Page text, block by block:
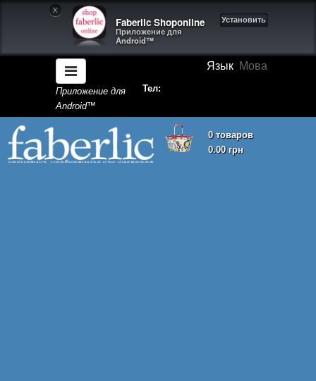
X
Faberlic Shoponline
Приложение для
Android™
Установить
Язык Мова
Приложение для
Android™
Тел:
0 товаров
0.00 грн
Корзина покупок пуста!